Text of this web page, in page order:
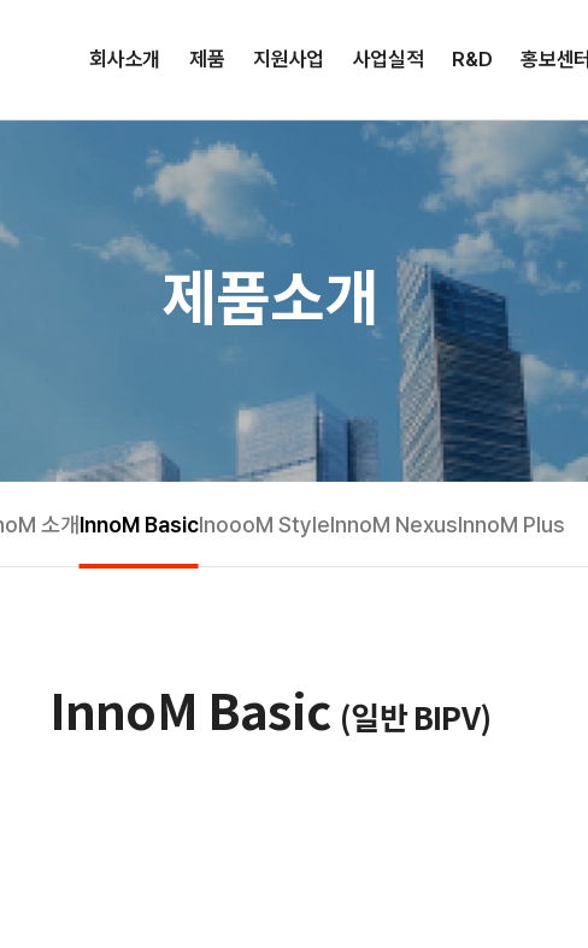
회사소개 제품 지원사업 사업실적 R&D 홍보센터
제품소개
소개InnoM BasicInoooM StyleInnoM NexusInnoM Plus
InnoM Basic (일반 BIPV)